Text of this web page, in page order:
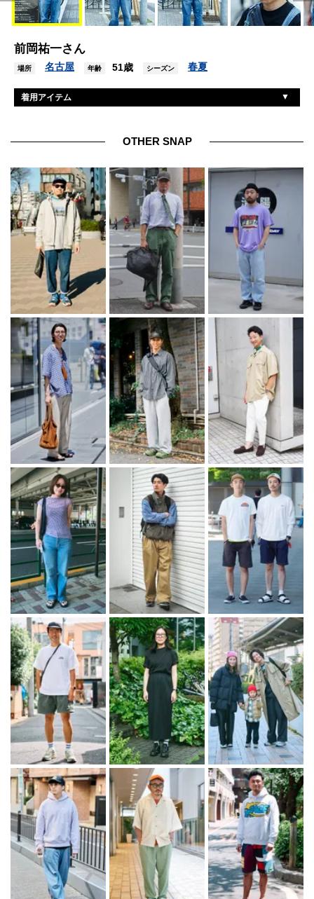
前岡祐一さん
場所 名古屋 年齢 51歳 シーズン 春夏
着用アイテム
バッグ パタゴニア
リング カルティエ
シューズ ヴァンズ
OTHER SNAP